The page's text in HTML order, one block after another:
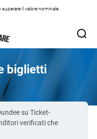
il valore nominale.
biglietti
su Ticket-
verificati che